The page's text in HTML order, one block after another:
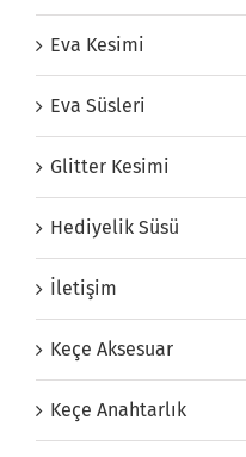
Eva Kesimi
Eva Süsleri
Glitter Kesimi
Hediyelik Süsü
İletişim
Keçe Aksesuar
Keçe Anahtarlık